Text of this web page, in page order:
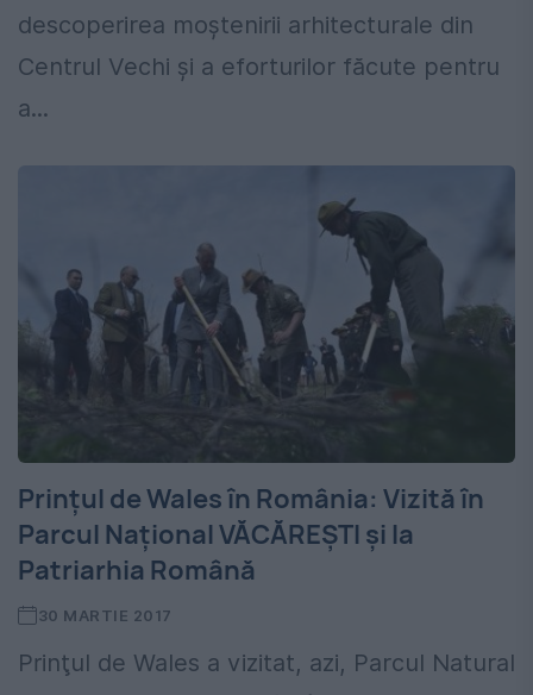
descoperirea moştenirii arhitecturale din
Centrul Vechi şi a eforturilor făcute pentru
a...
Prințul de Wales în România: Vizită în
Parcul Național VĂCĂREȘTI și la
Patriarhia Română
30 MARTIE 2017
Prinţul de Wales a vizitat, azi, Parcul Natural